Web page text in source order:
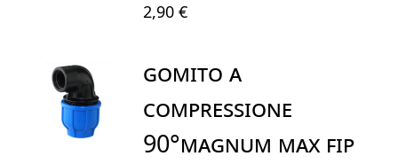
2,90 €
GOMITO A
COMPRESSIONE
90°MAGNUM MAX FIP